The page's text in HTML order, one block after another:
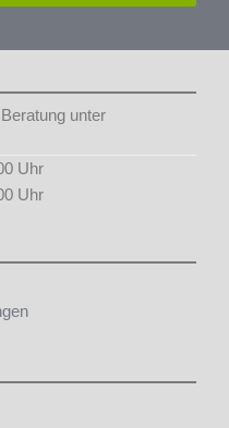
unter
Uhr
Uhr